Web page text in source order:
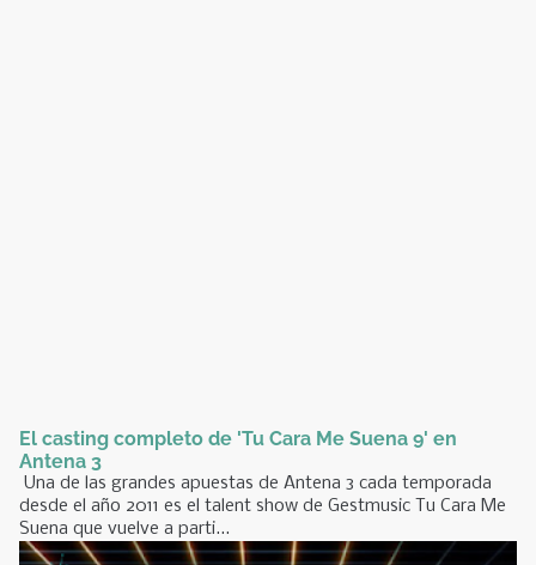
El casting completo de 'Tu Cara Me Suena 9' en
Antena 3
Una de las grandes apuestas de Antena 3 cada temporada
desde el año 2011 es el talent show de Gestmusic Tu Cara Me
Suena que vuelve a parti...